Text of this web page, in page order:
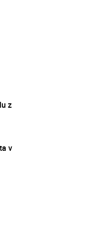
z
v